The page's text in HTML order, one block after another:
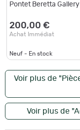
Pontet Beretta Gallery
200,00 €
Achat Immédiat
Neuf - En stock
Voir plus de
Voir plus de